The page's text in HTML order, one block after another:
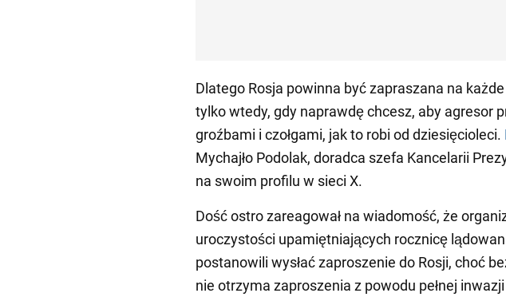
Dlatego Rosja powinna być zapraszana na
tylko wtedy, gdy naprawdę chcesz, aby agresor
groźbami i czołgami, jak to robi od dziesięcioleci.
Mychajło Podolak, doradca szefa Kancelarii
na swoim profilu w sieci X.
Dość ostro zareagował na wiadomość, że
uroczystości upamiętniających rocznicę
postanowili wysłać zaproszenie do Rosji, choć
nie otrzyma zaproszenia z powodu pełnej